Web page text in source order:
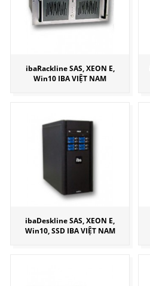
ibaRackline SAS, XEON E,
Win10 IBA VIỆT NAM
ibaDeskline SAS, XEON E,
Win10, SSD IBA VIỆT NAM